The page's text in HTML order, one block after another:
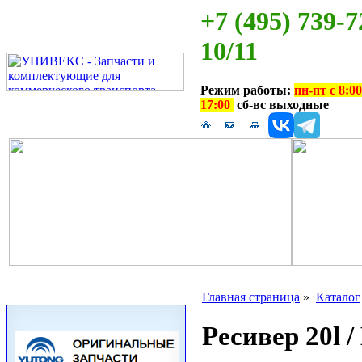
+7 (495) 739-
10/11
Режим работы: пн-пт с
17:00 сб-вс выходные
Главная страница » Каталог
Ресивер 20l